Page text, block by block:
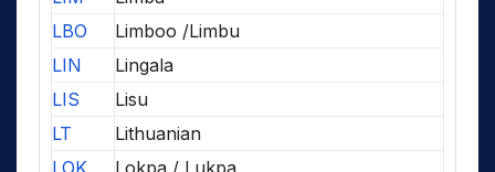
LBO
Limboo /Limbu
LIN
Lingala
LIS
Lisu
LT
Lithuanian
LOK
Lokpa / Lukpa